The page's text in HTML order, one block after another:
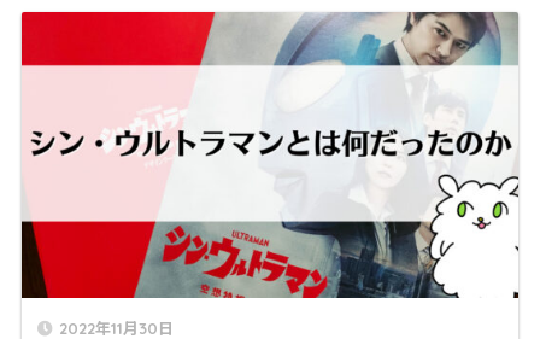
2022年11月30日